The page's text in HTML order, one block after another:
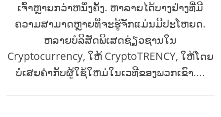
ເຈົ້າຫຼາຍກວ່າຫນຶ່ງຄັ້ງ. ຫາລາຍໄດ້ບາງຢ່າງທີ່ມີ
ຄວາມສາມາດຫຼາຍທີ່ຈະຮູ້ຈັກແມ່ນມີປະໂຫຍດ.
ຫລາຍບໍລິສັດພິເສດຊ່ຽວຊານໃນ
Cryptocurrency, ໃຫ້ CryptoTRENCY, ໃຫ້ໂດຍ
ບໍ່ເສຍຄ່າກັບຜູ້ໃຊ້ໃຫມ່ໃນເວທີຂອງພວກເຂົາ....